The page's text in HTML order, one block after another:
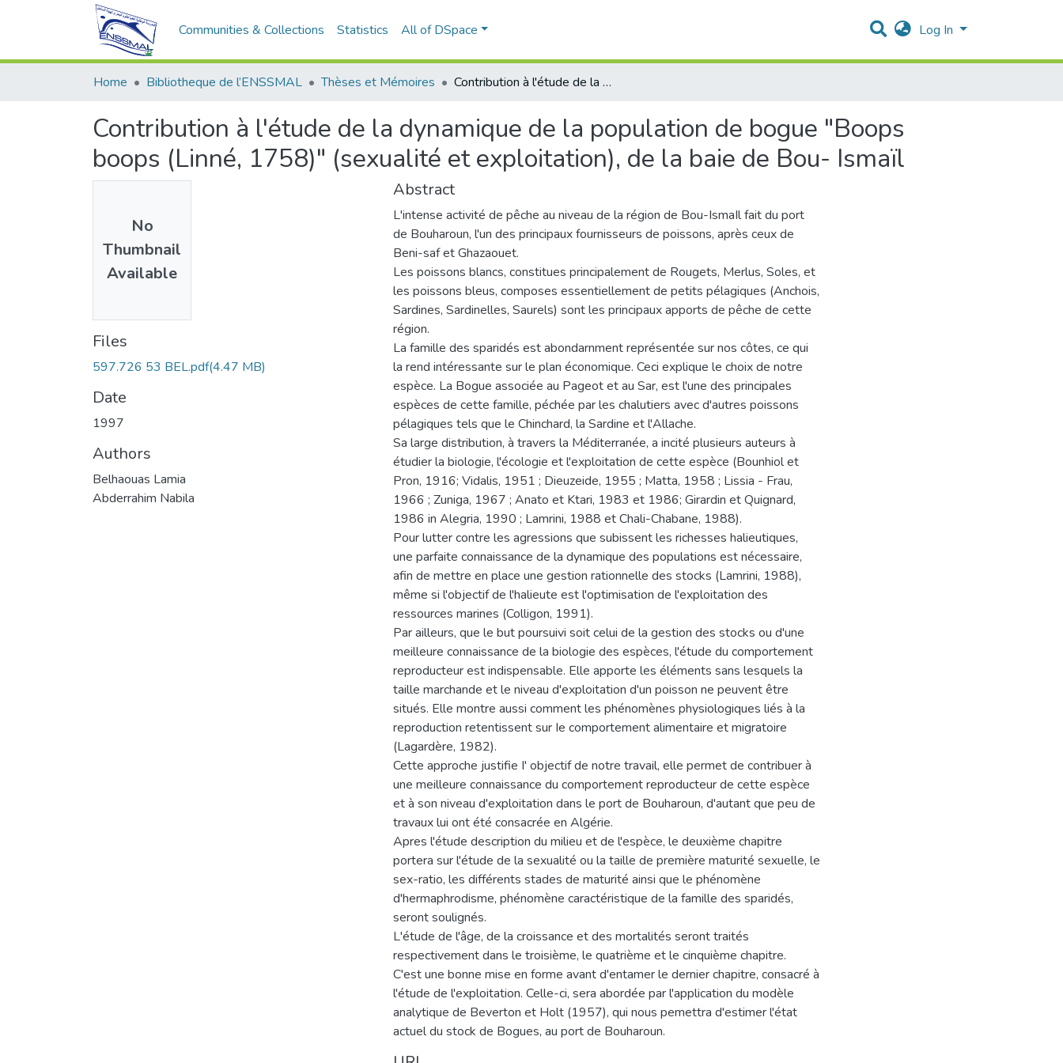
Communities & Collections Statistics All of DSpace Log In
Home Bibliotheque de l’ENSSMAL Thèses et Mémoires Contribution à l'étude de la dynamique de la population de bogue "Boops boops (Linné, 1758)" (sexualité et exploitation), de la baie de Bou- Ismaïl
Contribution à l'étude de la dynamique de la population de bogue "Boops
boops (Linné, 1758)" (sexualité et exploitation), de la baie de Bou- Ismaïl
No
Thumbnail
Available
Files
597.726 53 BEL.pdf(4.47 MB)
Date
1997
Authors
Belhaouas Lamia
Abderrahim Nabila
Abstract
L'intense activité de pêche au niveau de la région de Bou-IsmaIl fait du port
de Bouharoun, l'un des principaux fournisseurs de poissons, après ceux de
Beni-saf et Ghazaouet.
Les poissons blancs, constitues principalement de Rougets, Merlus, Soles, et
les poissons bleus, composes essentiellement de petits pélagiques (Anchois,
Sardines, Sardinelles, Saurels) sont les principaux apports de pêche de cette
région.
La famille des sparidés est abondarnment représentée sur nos côtes, ce qui
la rend intéressante sur le plan économique. Ceci explique le choix de notre
espèce. La Bogue associée au Pageot et au Sar, est l'une des principales
espèces de cette famille, péchée par les chalutiers avec d'autres poissons
pélagiques tels que le Chinchard, la Sardine et l'Allache.
Sa large distribution, à travers la Méditerranée, a incité plusieurs auteurs à
étudier la biologie, l'écologie et l'exploitation de cette espèce (Bounhiol et
Pron, 1916; Vidalis, 1951 ; Dieuzeide, 1955 ; Matta, 1958 ; Lissia - Frau,
1966 ; Zuniga, 1967 ; Anato et Ktari, 1983 et 1986; Girardin et Quignard,
1986 in Alegria, 1990 ; Lamrini, 1988 et Chali-Chabane, 1988).
Pour lutter contre les agressions que subissent les richesses halieutiques,
une parfaite connaissance de la dynamique des populations est nécessaire,
afin de mettre en place une gestion rationnelle des stocks (Lamrini, 1988),
même si l'objectif de l'halieute est l'optimisation de l'exploitation des
ressources marines (Colligon, 1991).
Par ailleurs, que le but poursuivi soit celui de la gestion des stocks ou d'une
meilleure connaissance de la biologie des espèces, l'étude du comportement
reproducteur est indispensable. Elle apporte les éléments sans lesquels la
taille marchande et le niveau d'exploitation d'un poisson ne peuvent être
situés. Elle montre aussi comment les phénomènes physiologiques liés à la
reproduction retentissent sur Ie comportement alimentaire et migratoire
(Lagardère, 1982).
Cette approche justifie I' objectif de notre travail, elle permet de contribuer à
une meilleure connaissance du comportement reproducteur de cette espèce
et à son niveau d'exploitation dans le port de Bouharoun, d'autant que peu de
travaux lui ont été consacrée en Algérie.
Apres l'étude description du milieu et de l'espèce, le deuxième chapitre
portera sur l'étude de la sexualité ou la taille de première maturité sexuelle, le
sex-ratio, les différents stades de maturité ainsi que le phénomène
d'hermaphrodisme, phénomène caractéristique de la famille des sparidés,
seront soulignés.
L'étude de l'âge, de la croissance et des mortalités seront traités
respectivement dans le troisième, le quatrième et le cinquième chapitre.
C'est une bonne mise en forme avant d'entamer le dernier chapitre, consacré à
l'étude de l'exploitation. Celle-ci, sera abordée par l'application du modèle
analytique de Beverton et Holt (1957), qui nous pemettra d'estimer l'état
actuel du stock de Bogues, au port de Bouharoun.